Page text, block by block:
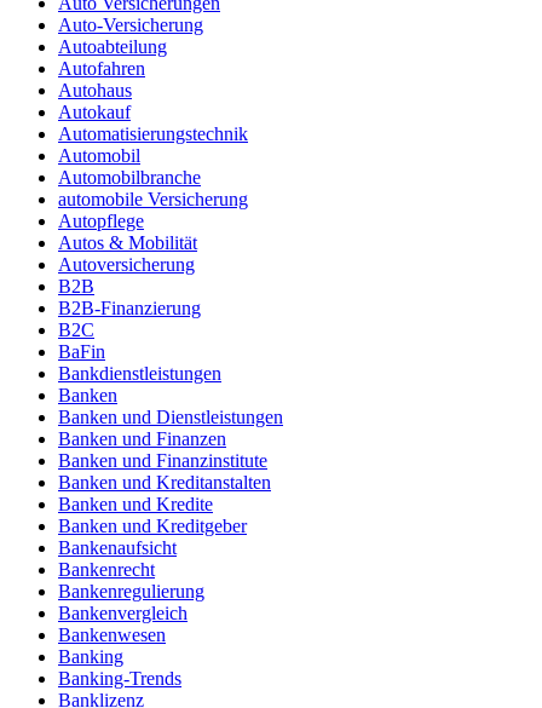
Auto-Versicherung
Autoabteilung
Autofahren
Autohaus
Autokauf
Automatisierungstechnik
Automobil
Automobilbranche
automobile Versicherung
Autopflege
Autos & Mobilität
Autoversicherung
B2B
B2B-Finanzierung
B2C
BaFin
Bankdienstleistungen
Banken
Banken und Dienstleistungen
Banken und Finanzen
Banken und Finanzinstitute
Banken und Kreditanstalten
Banken und Kredite
Banken und Kreditgeber
Bankenaufsicht
Bankenrecht
Bankenregulierung
Bankenvergleich
Bankenwesen
Banking
Banking-Trends
Banklizenz